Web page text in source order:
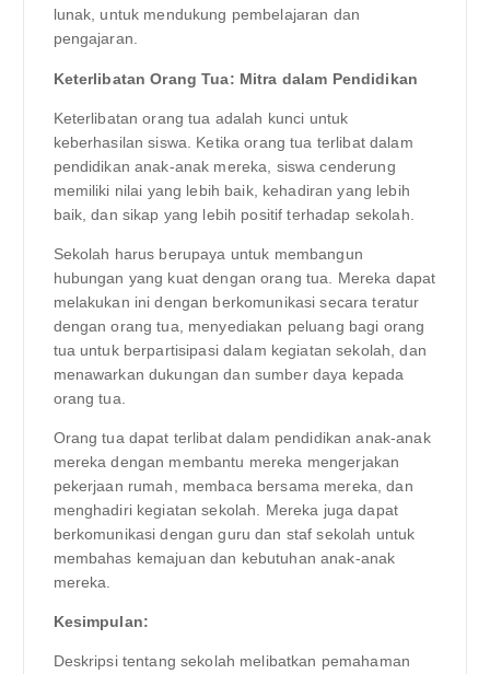
lunak, untuk mendukung pembelajaran dan
pengajaran.
Keterlibatan Orang Tua: Mitra dalam Pendidikan
Keterlibatan orang tua adalah kunci untuk
keberhasilan siswa. Ketika orang tua terlibat dalam
pendidikan anak-anak mereka, siswa cenderung
memiliki nilai yang lebih baik, kehadiran yang lebih
baik, dan sikap yang lebih positif terhadap sekolah.
Sekolah harus berupaya untuk membangun
hubungan yang kuat dengan orang tua. Mereka dapat
melakukan ini dengan berkomunikasi secara teratur
dengan orang tua, menyediakan peluang bagi orang
tua untuk berpartisipasi dalam kegiatan sekolah, dan
menawarkan dukungan dan sumber daya kepada
orang tua.
Orang tua dapat terlibat dalam pendidikan anak-anak
mereka dengan membantu mereka mengerjakan
pekerjaan rumah, membaca bersama mereka, dan
menghadiri kegiatan sekolah. Mereka juga dapat
berkomunikasi dengan guru dan staf sekolah untuk
membahas kemajuan dan kebutuhan anak-anak
mereka.
Kesimpulan:
Deskripsi tentang sekolah melibatkan pemahaman